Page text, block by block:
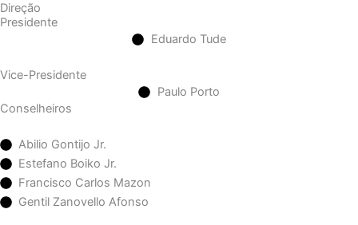
Direção
Presidente
Eduardo Tude
Vice-Presidente
Paulo Porto
Conselheiros
Abilio Gontijo Jr.
Estefano Boiko Jr.
Francisco Carlos Mazon
Gentil Zanovello Afonso